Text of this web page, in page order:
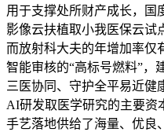
用于支撑处所财产成长，国
影像云扶植取小我医保云试
而放射科大夫的年增加率仅
智能审核的“高标号燃料”，
三医协同、守护全平易近健
AI研发取医学研究的主要资
手艺落地供给了海量、优良